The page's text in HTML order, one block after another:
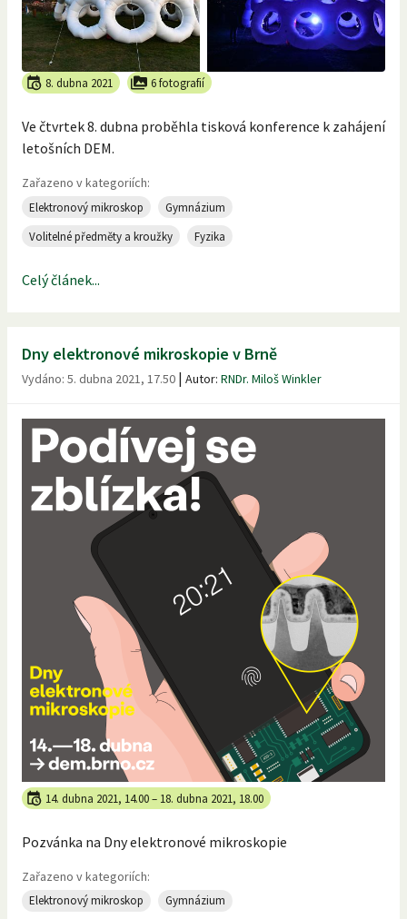
8. dubna 2021 6 fotografií
Ve čtvrtek 8. dubna proběhla tisková konference k zahájení
letošních DEM.
Zařazeno v kategoriích:
Elektronový mikroskop
Gymnázium
Volitelné předměty a kroužky
Fyzika
Celý článek...
Dny elektronové mikroskopie v Brně
Vydáno: 5. dubna 2021, 17.50 | Autor: RNDr. Miloš Winkler
14. dubna 2021, 14.00– 18. dubna 2021, 18.00
Pozvánka na Dny elektronové mikroskopie
Zařazeno v kategoriích:
Elektronový mikroskop
Gymnázium